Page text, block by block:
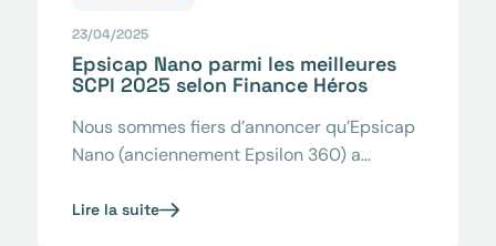
23/04/2025
Epsicap Nano parmi les meilleures
SCPI 2025 selon Finance Héros
Nous sommes fiers d’annoncer qu’Epsicap
Nano (anciennement Epsilon 360) a…
Lire la suite